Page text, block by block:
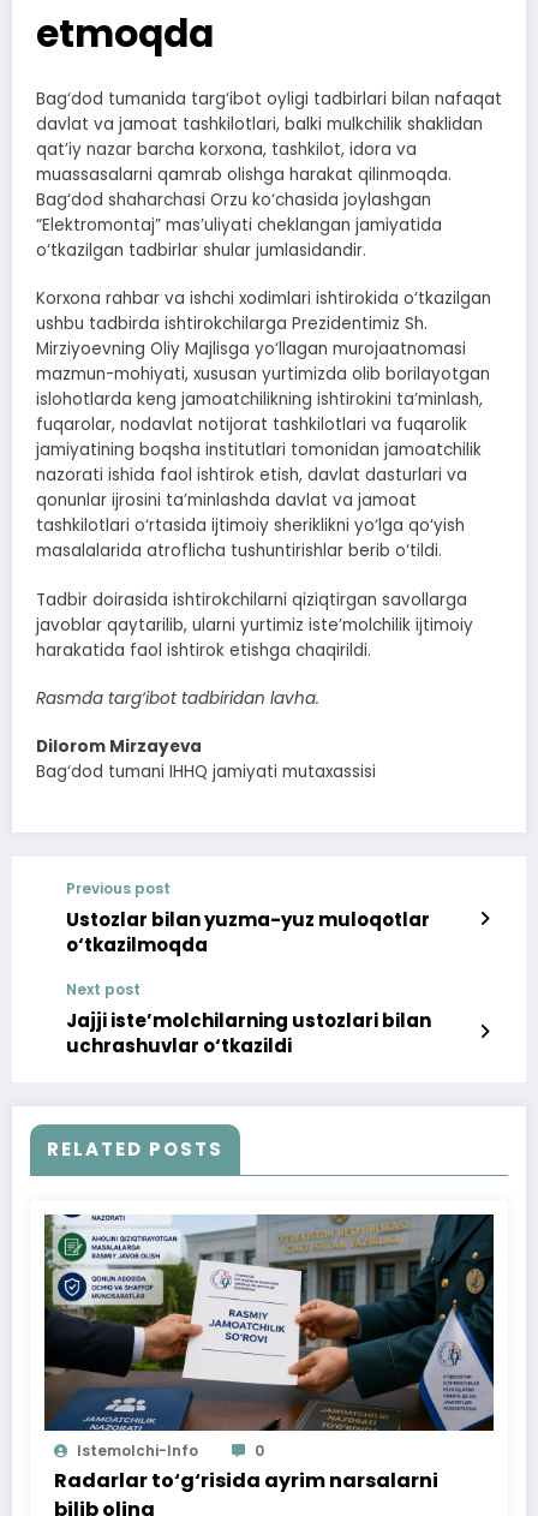
etmoqda
Bag‘dod tumanida targ‘ibot oyligi tadbirlari bilan nafaqat
davlat va jamoat tashkilotlari, balki mulkchilik shaklidan
qat’iy nazar barcha korxona, tashkilot, idora va
muassasalarni qamrab olishga harakat qilinmoqda.
Bag‘dod shaharchasi Orzu ko‘chasida joylashgan
“Elektromontaj” mas’uliyati cheklangan jamiyatida
o‘tkazilgan tadbirlar shular jumlasidandir.
Korxona rahbar va ishchi xodimlari ishtirokida o‘tkazilgan
ushbu tadbirda ishtirokchilarga Prezidentimiz Sh.
Mirziyoevning Oliy Majlisga yo‘llagan murojaatnomasi
mazmun-mohiyati, xususan yurtimizda olib borilayotgan
islohotlarda keng jamoatchilikning ishtirokini ta’minlash,
fuqarolar, nodavlat notijorat tashkilotlari va fuqarolik
jamiyatining boqsha institutlari tomonidan jamoatchilik
nazorati ishida faol ishtirok etish, davlat dasturlari va
qonunlar ijrosini ta’minlashda davlat va jamoat
tashkilotlari o‘rtasida ijtimoiy sheriklikni yo‘lga qo‘yish
masalalarida atroflicha tushuntirishlar berib o‘tildi.
Tadbir doirasida ishtirokchilarni qiziqtirgan savollarga
javoblar qaytarilib, ularni yurtimiz iste’molchilik ijtimoiy
harakatida faol ishtirok etishga chaqirildi.
Rasmda targ‘ibot tadbiridan lavha.
Dilorom Mirzayeva
Bag‘dod tumani IHHQ jamiyati mutaxassisi
Previous post
Ustozlar bilan yuzma-yuz muloqotlar
o‘tkazilmoqda
Next post
Jajji iste’molchilarning ustozlari bilan
uchrashuvlar o‘tkazildi
RELATED POSTS
Istemolchi-Info 0
Radarlar to‘g‘risida ayrim narsalarni
bilib oling